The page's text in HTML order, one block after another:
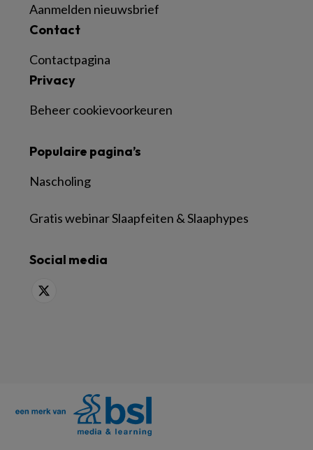
Aanmelden nieuwsbrief
Contact
Contactpagina
Privacy
Beheer cookievoorkeuren
Populaire pagina’s
Nascholing
Gratis webinar Slaapfeiten & Slaaphypes
Social media